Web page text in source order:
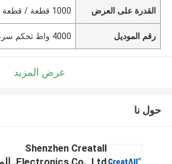
القدرة على العرض 1000 قطعة / قطعة يوميا
رقم الموديل 4000 واط تحكم سرعة المحرك
عرض المزيد
حول نا
Shenzhen Creatall